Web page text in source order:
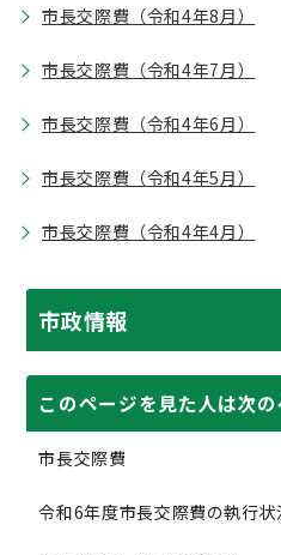
市長交際費（令和4年8月）
市長交際費（令和4年7月）
市長交際費（令和4年6月）
市長交際費（令和4年5月）
市長交際費（令和4年4月）
市政情報
このページを見た人は次
市長交際費
令和6年度市長交際費の執行状